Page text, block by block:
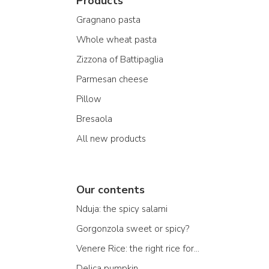
Gragnano pasta
Whole wheat pasta
Zizzona of Battipaglia
Parmesan cheese
Pillow
Bresaola
All new products
Our contents
Nduja: the spicy salami
Gorgonzola sweet or spicy?
Venere Rice: the right rice for...